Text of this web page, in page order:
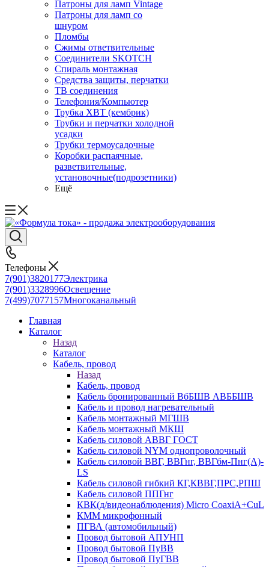
Патроны для ламп Vintage
Патроны для ламп со
шнуром
Пломбы
Сжимы ответвительные
Соединители SKOTCH
Спираль монтажная
Средства защиты, перчатки
ТВ соединения
Телефония/Компьютер
Трубка ХВТ (кембрик)
Трубки и перчатки холодной
усадки
Трубки термоусадочные
Коробки распаячные,
разветвительные,
установочные(подрозетники)
Ещё
Телефоны
7(901)3820177Электрика
7(901)3328996Освещение
7(499)7077157Многоканальный
Главная
Каталог
Назад
Каталог
Кабель, провод
Назад
Кабель, провод
Кабель бронированный ВбБШВ АВББШВ
Кабель и провод нагревательный
Кабель монтажный МГШВ
Кабель монтажный МКШ
Кабель силовой АВВГ ГОСТ
Кабель силовой NYM однопроволочный
Кабель силовой ВВГ, ВВГнг, ВВГбм-Пнг(А)-
LS
Кабель силовой гибкий КГ,КВВГ,ПРС,РПШ
Кабель силовой ППГнг
КВК(д/видеонаблюдения) Micro CoaxiA+CuL
КММ микрофонный
ПГВА (автомобильный)
Провод бытовой АПУНП
Провод бытовой ПуВВ
Провод бытовой ПуГВВ